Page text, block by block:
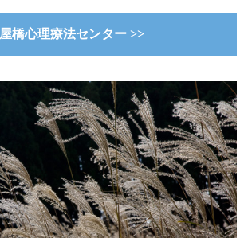
橋心理療法センター >>